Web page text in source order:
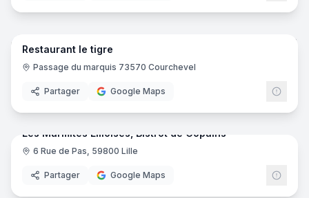
10
Restaurant le tigre
Passage du marquis 73570 Courchevel
Partager Google Maps
10
Les Marmites Lilloises, Bistrot de Copains
6 Rue de Pas, 59800 Lille
Partager Google Maps
11